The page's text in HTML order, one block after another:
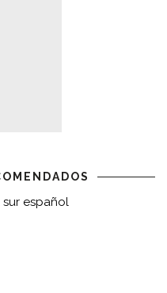
sur español